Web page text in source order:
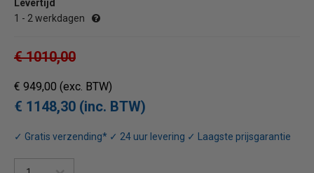
Levertijd
1 - 2 werkdagen
€ 1010,00
€ 949,00 (exc. BTW)
€ 1148,30 (inc. BTW)
✓ Gratis verzending* ✓ 24 uur levering ✓ Laagste prijsgarantie